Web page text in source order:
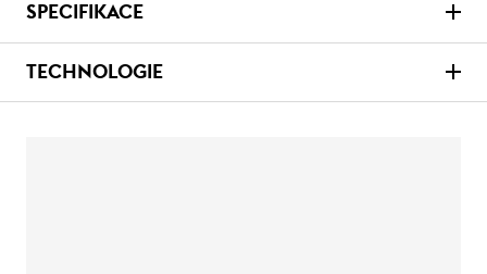
SPECIFIKACE
TECHNOLOGIE